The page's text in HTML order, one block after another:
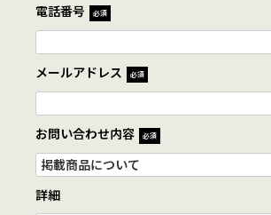
電話番号 必須
メールアドレス 必須
お問い合わせ内容 必須
詳細